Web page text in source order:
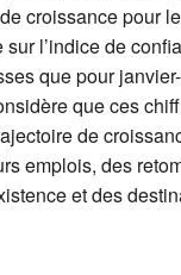
croissance pour
l’indice de
que pour
que ces
de
emplois, des
et des